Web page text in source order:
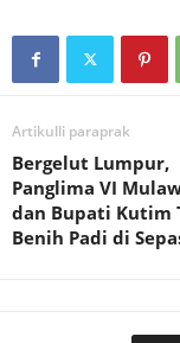
Artikulli paraprak
Bergelut Lumpur,
Panglima VI
dan Bupati Kutim
Benih Padi di